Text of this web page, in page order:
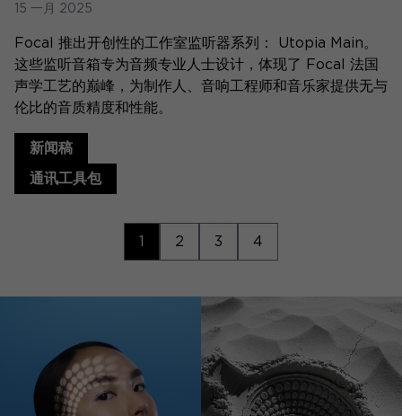
15 一月 2025
Focal 推出开创性的工作室监听器系列： Utopia Main。
这些监听音箱专为音频专业人士设计，体现了 Focal 法国
声学工艺的巅峰，为制作人、音响工程师和音乐家提供无与
伦比的音质精度和性能。
新闻稿
通讯工具包
1 2 3 4